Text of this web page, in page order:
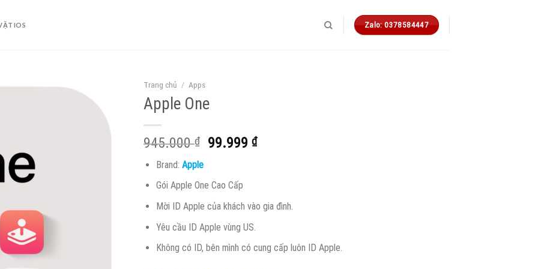
IOS Zalo: 0378584447
Trang chủ / Apps
Apple One
945.000₫
Giá
945.000 ₫.
99.999₫Giá
99.999 ₫.
Brand: Apple
Gói Apple One Cao Cấp
Mời ID Apple của khách vào gia đình.
Yêu cầu ID Apple vùng US.
Không có ID, bên mình có cung cấp luôn ID Apple.